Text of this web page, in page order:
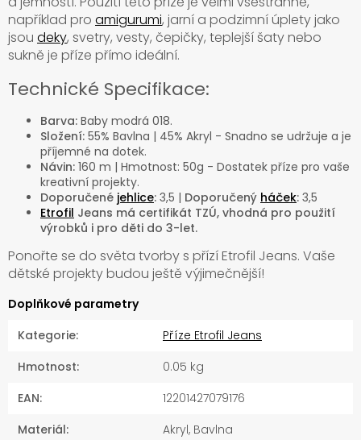
například pro amigurumi, jarní a podzimní úplety jako
jsou deky, svetry, vesty, čepičky, teplejší šaty nebo
sukně je příze přímo ideální.
Technické Specifikace:
Barva: Baby modrá 018.
Složení: 55% Bavlna | 45% Akryl - Snadno se udržuje a je
příjemné na dotek.
Návin: 160 m | Hmotnost: 50g - Dostatek příze pro vaše
kreativní projekty.
Doporučené jehlice: 3,5 | Doporučený háček: 3,5
Etrofil Jeans má certifikát TZÚ, vhodná pro použití
výrobků i pro děti do 3-let.
Ponořte se do světa tvorby s přízí Etrofil Jeans. Vaše
dětské projekty budou ještě výjimečnější!
Doplňkové parametry
Kategorie:
Příze Etrofil Jeans
Hmotnost:
0.05 kg
EAN:
12201427079176
Materiál: Akryl, Bavlna